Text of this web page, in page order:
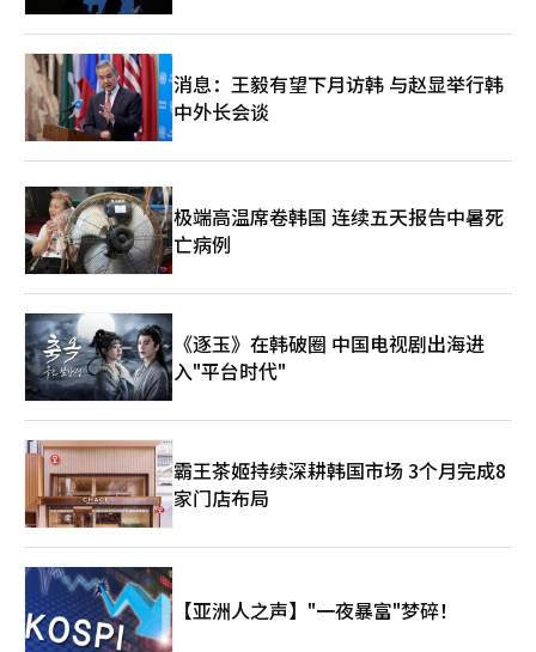
消息：王毅有望下月访韩 与赵显举行韩
中外长会谈
极端高温席卷韩国 连续五天报告中暑死
亡病例
《逐玉》在韩破圈 中国电视剧出海进
入"平台时代"
霸王茶姬持续深耕韩国市场 3个月完成8
家门店布局
【亚洲人之声】"一夜暴富"梦碎！